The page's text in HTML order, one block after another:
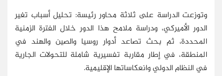
وتوزعت الدراسة على ثلاثة محاور رئيسة: تحليل أسباب تغير
الدور الأميركي، ودراسة ملامح هذا الدور خلال الفترة الزمنية
المحددة، ثم بحث تصاعد أدوار روسيا والصين والهند في
المنطقة، في إطار مقاربة تفسيرية شاملة للتحولات الجارية
في النظام الدولي وانعكاساتها الإقليمية.